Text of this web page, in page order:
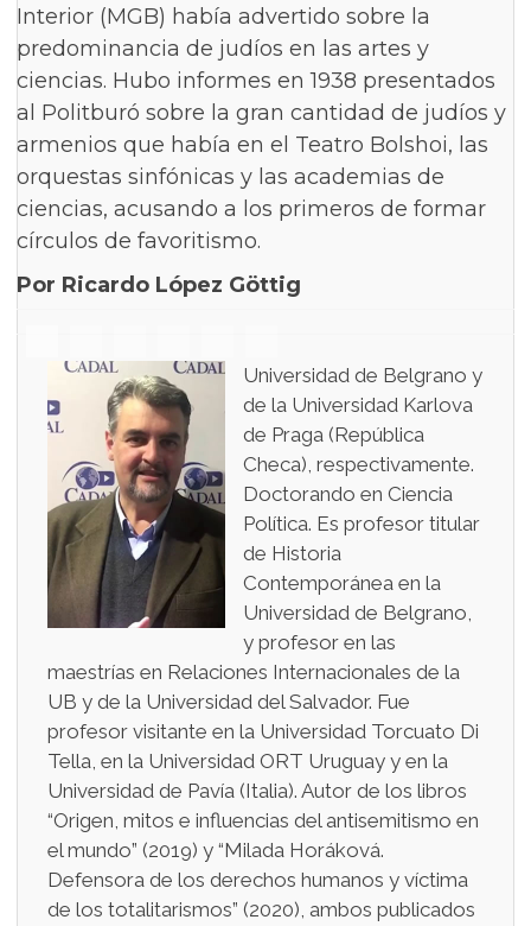
Interior (MGB) había advertido sobre la
predominancia de judíos en las artes y
ciencias. Hubo informes en 1938 presentados
al Politburó sobre la gran cantidad de judíos y
armenios que había en el Teatro Bolshoi, las
orquestas sinfónicas y las academias de
ciencias, acusando a los primeros de formar
círculos de favoritismo.
Por Ricardo López Göttig
Universidad de Belgrano y
de la Universidad Karlova
de Praga (República
Checa), respectivamente.
Doctorando en Ciencia
Política. Es profesor titular
de Historia
Contemporánea en la
Universidad de Belgrano,
y profesor en las
maestrías en Relaciones Internacionales de la
UB y de la Universidad del Salvador. Fue
profesor visitante en la Universidad Torcuato Di
Tella, en la Universidad ORT Uruguay y en la
Universidad de Pavía (Italia). Autor de los libros
“Origen, mitos e influencias del antisemitismo en
el mundo” (2019) y “Milada Horáková.
Defensora de los derechos humanos y víctima
de los totalitarismos” (2020), ambos publicados